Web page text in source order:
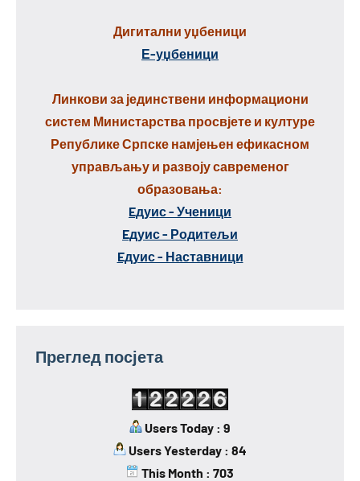
Дигитални уџбеници
Е-уџбеници
Линкови за јединствени информациони
систем Министарства просвјете и културе
Републике Српске намјењен ефикасном
управљању и развоју савременог
образовања:
Eдуис - Ученици
Eдуис - Родитељи
Eдуис - Наставници
Преглед посјета
Users Today : 9
Users Yesterday : 84
This Month : 703